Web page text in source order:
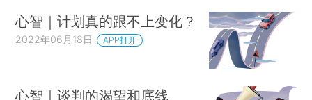
心智｜计划真的跟不上变化？
2022年06月18日 APP打开
心智｜谈判的渴望和底线